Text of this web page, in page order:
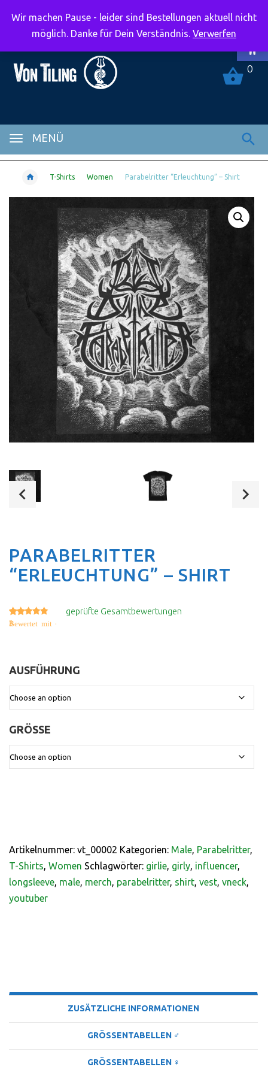
MENÜ
0
T-Shirts Women Parabelritter “Erleuchtung” – Shirt
PARABELRITTER
“ERLEUCHTUNG” – SHIRT
Bewertet mit 4.33
3
geprüfte Gesamtbewertungen
AUSFÜHRUNG
GRÖSSE
Artikelnummer: vt_00002 Kategorien: Male, Parabelritter,
T-Shirts, Women Schlagwörter: girlie, girly, influencer,
longsleeve, male, merch, parabelritter, shirt, vest, vneck,
youtuber
ZUSÄTZLICHE INFORMATIONEN
GRÖSSENTABELLEN ♂
GRÖSSENTABELLEN ♀
Wir machen Pause - leider sind Bestellungen aktuell nicht
möglich. Danke für Dein Verständnis. Verwerfen